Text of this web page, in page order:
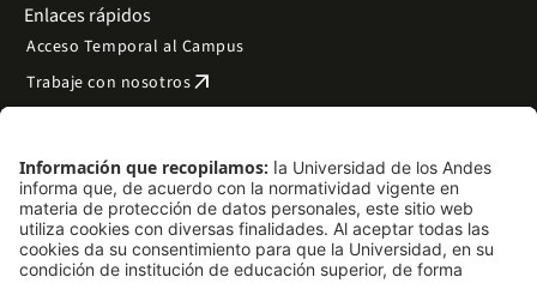
Enlaces rápidos
Acceso Temporal al Campus
Trabaje con nosotrosarrow_outward
Preguntas frecuentes
Filantropía y donacionesarrow_outward
Mapa del sitio arrow_outward